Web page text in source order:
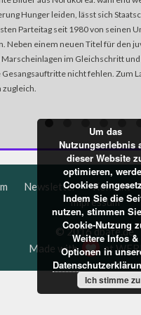
Hunger leiden, lässt sich
Parteitag seit 1980 von seinen
Neben einem neuen Titel für den
im Gleichschritt
nicht fehlen. Zum
Newsletter Kontakt
Impressum
© 2016 dbate.de
Made with
at
Um das
Nutzungserlebnis
dieser Website
optimieren,
Cookies
Indem Sie die
nutzen, stimmen
Cookie-Nutzung
Weitere Infos &
Optionen in
Ich stimme zu